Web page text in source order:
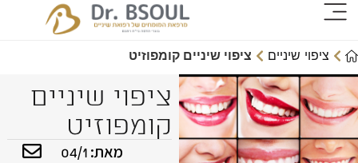
ציפוי שיניים ציפוי שיניים קומפוזיט
ציפוי שיניים
קומפוזיט
מאת: 04/1